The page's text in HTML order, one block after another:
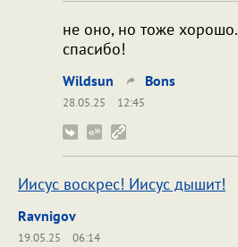
не оно, но тоже хорошо.
спасибо!
Wildsun Bons
28.05.25
12:45
Иисус воскрес! Иисус дышит!
Ravnigov
19.05.25
06:14